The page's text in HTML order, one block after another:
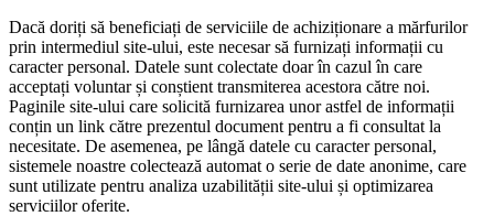
Dacă doriți să beneficiați de serviciile de achiziționare a mărfurilor
prin intermediul site-ului, este necesar să furnizați informații cu
caracter personal. Datele sunt colectate doar în cazul în care
acceptați voluntar și conștient transmiterea acestora către noi.
Paginile site-ului care solicită furnizarea unor astfel de informații
conțin un link către prezentul document pentru a fi consultat la
necesitate. De asemenea, pe lângă datele cu caracter personal,
sistemele noastre colectează automat o serie de date anonime, care
sunt utilizate pentru analiza uzabilității site-ului și optimizarea
serviciilor oferite.